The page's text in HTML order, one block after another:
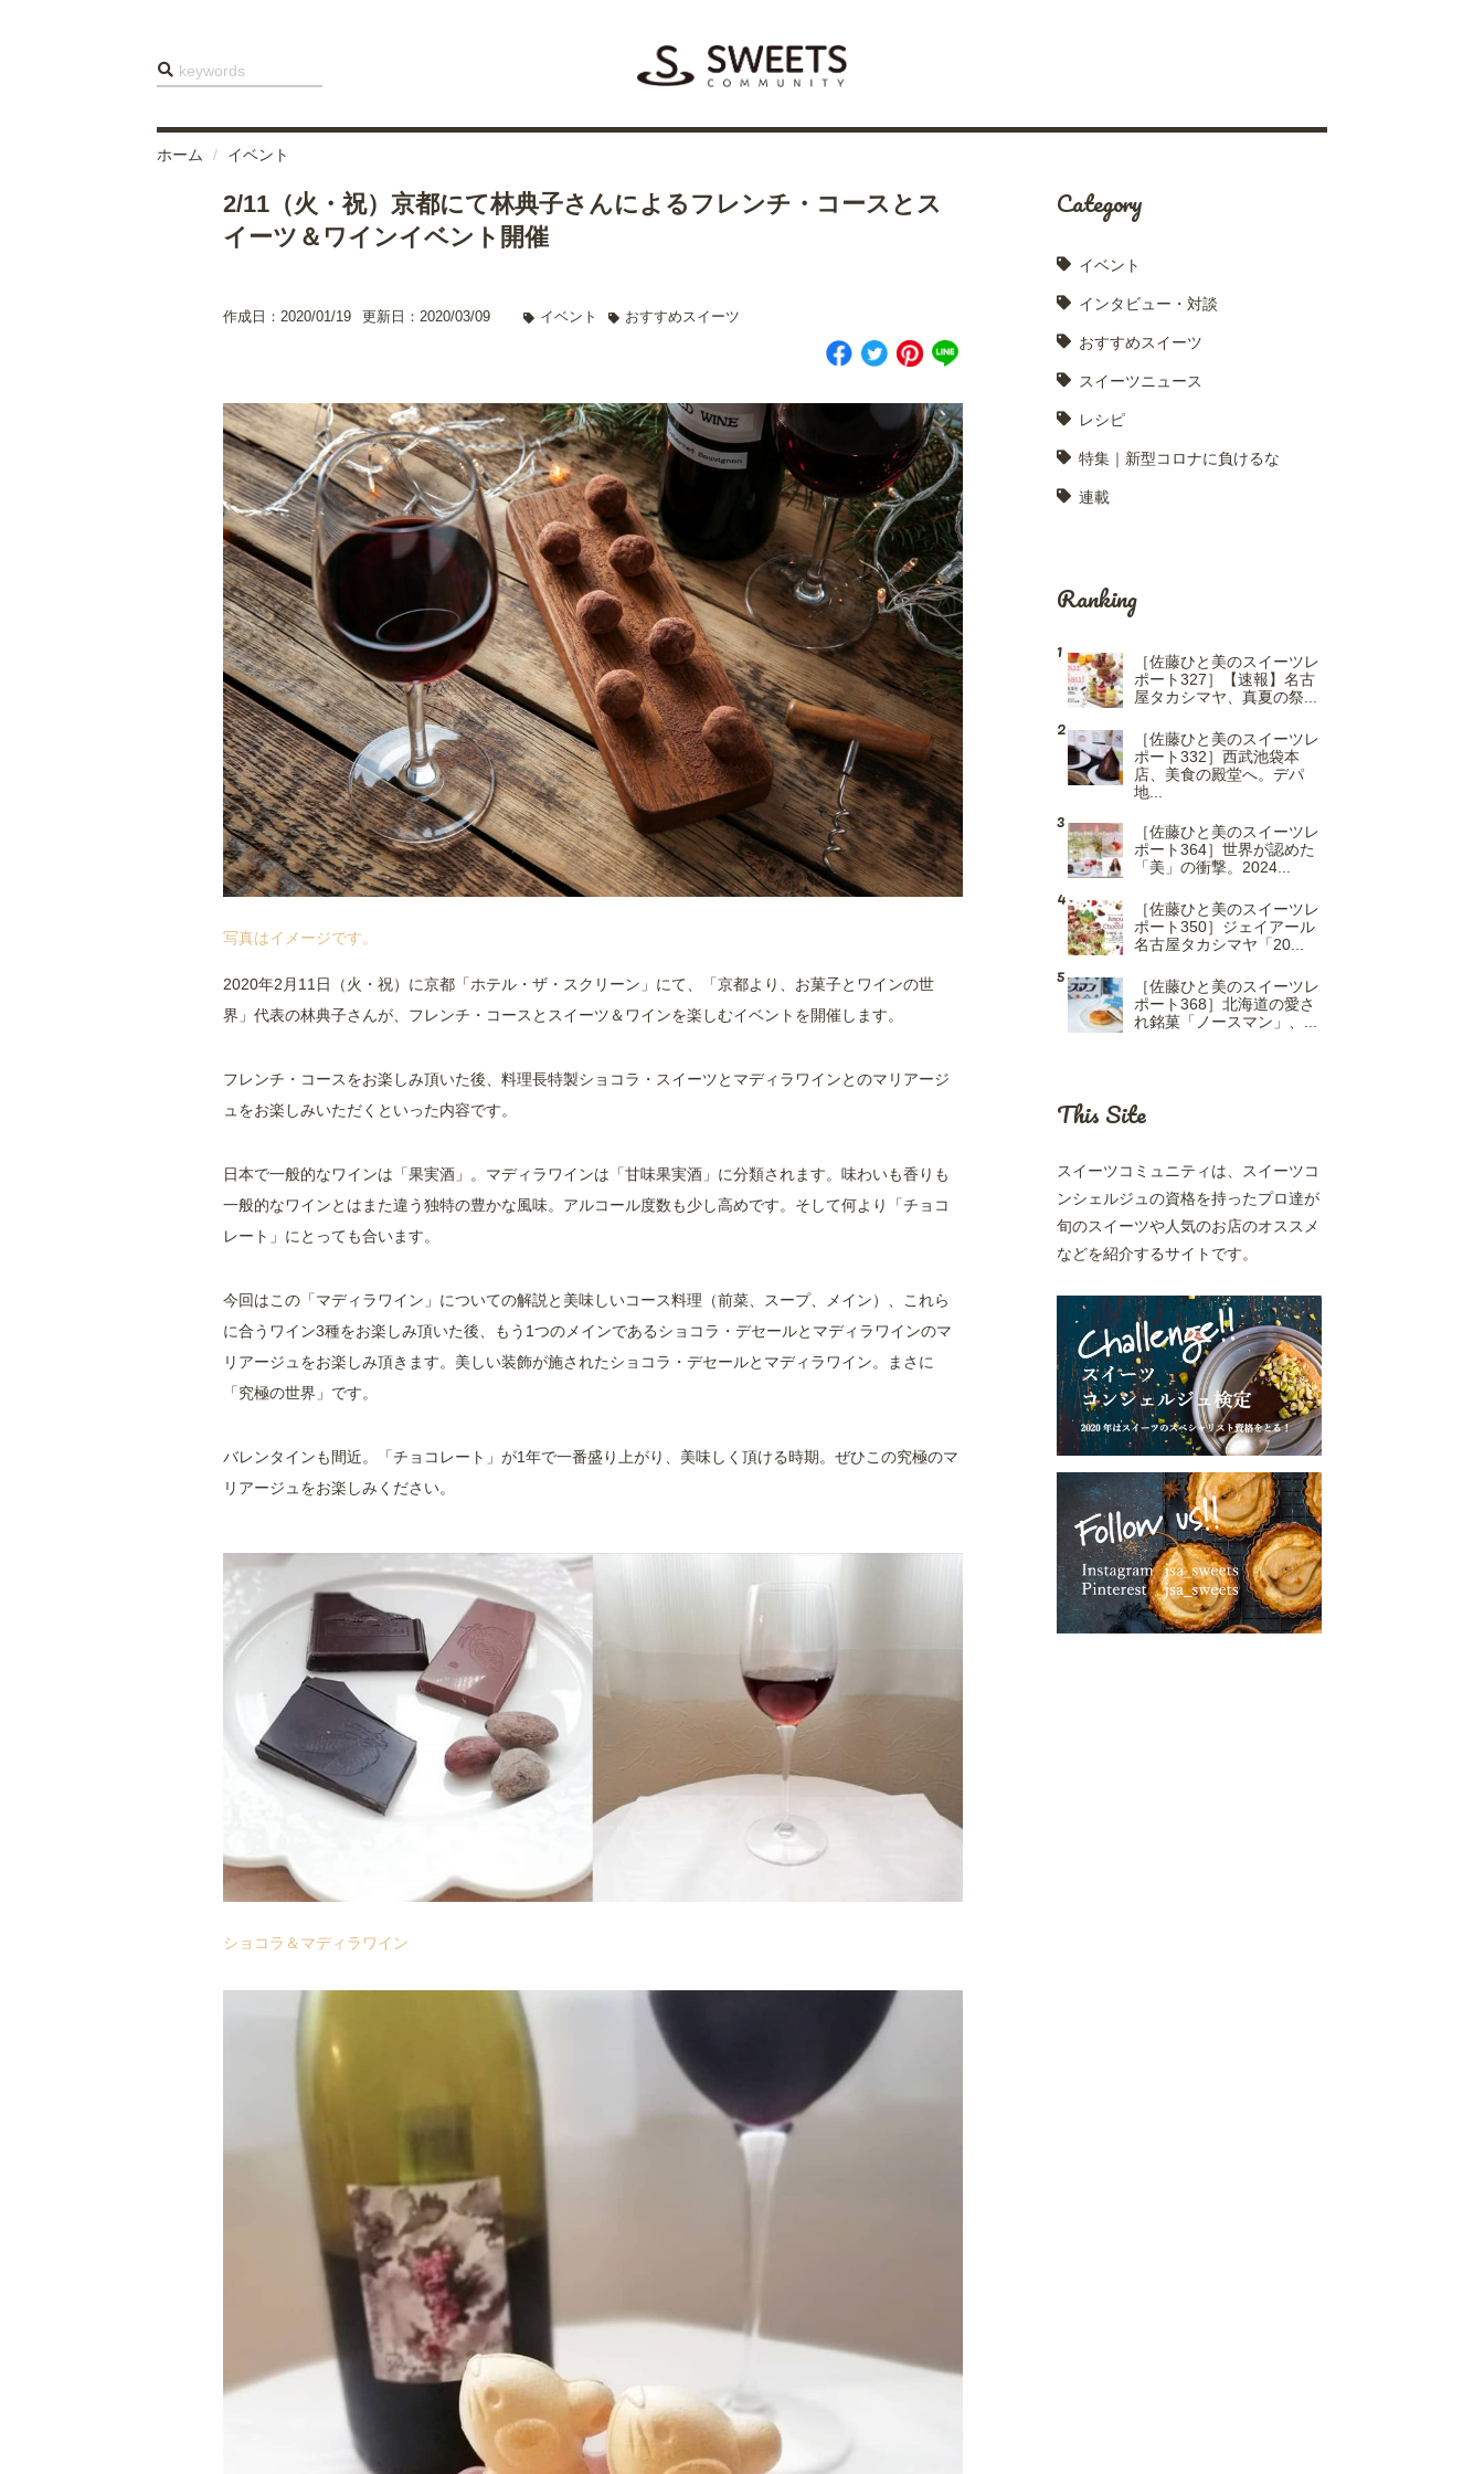
ホーム イベント
2/11（火・祝）京都にて林典子さんによるフレンチ・コースとス
イーツ＆ワインイベント開催
作成日：2020/01/19 更新日：2020/03/09 イベント おすすめスイーツ
写真はイメージです。
2020年2月11日（火・祝）に京都「ホテル・ザ・スクリーン」にて、「京都より、お菓子とワインの世
界」代表の林典子さんが、フレンチ・コースとスイーツ＆ワインを楽しむイベントを開催します。
フレンチ・コースをお楽しみ頂いた後、料理長特製ショコラ・スイーツとマディラワインとのマリアージ
ュをお楽しみいただくといった内容です。
日本で一般的なワインは「果実酒」。マディラワインは「甘味果実酒」に分類されます。味わいも香りも
一般的なワインとはまた違う独特の豊かな風味。アルコール度数も少し高めです。そして何より「チョコ
レート」にとっても合います。
今回はこの「マディラワイン」についての解説と美味しいコース料理（前菜、スープ、メイン）、これら
に合うワイン3種をお楽しみ頂いた後、もう1つのメインであるショコラ・デセールとマディラワインのマ
リアージュをお楽しみ頂きます。美しい装飾が施されたショコラ・デセールとマディラワイン。まさに
「究極の世界」です。
バレンタインも間近。「チョコレート」が1年で一番盛り上がり、美味しく頂ける時期。ぜひこの究極のマ
リアージュをお楽しみください。
ショコラ＆マディラワイン
Category
イベント
インタビュー・対談
おすすめスイーツ
スイーツニュース
レシピ
特集｜新型コロナに負けるな
連載
Ranking
［佐藤ひと美のスイーツレ
ポート327］【速報】名古
屋タカシマヤ、真夏の祭...
［佐藤ひと美のスイーツレ
ポート332］西武池袋本
店、美食の殿堂へ。デパ
地...
［佐藤ひと美のスイーツレ
ポート364］世界が認めた
「美」の衝撃。2024...
［佐藤ひと美のスイーツレ
ポート350］ジェイアール
名古屋タカシマヤ「20...
［佐藤ひと美のスイーツレ
ポート368］北海道の愛さ
れ銘菓「ノースマン」、...
This Site
スイーツコミュニティは、スイーツコ
ンシェルジュの資格を持ったプロ達が
旬のスイーツや人気のお店のオススメ
などを紹介するサイトです。